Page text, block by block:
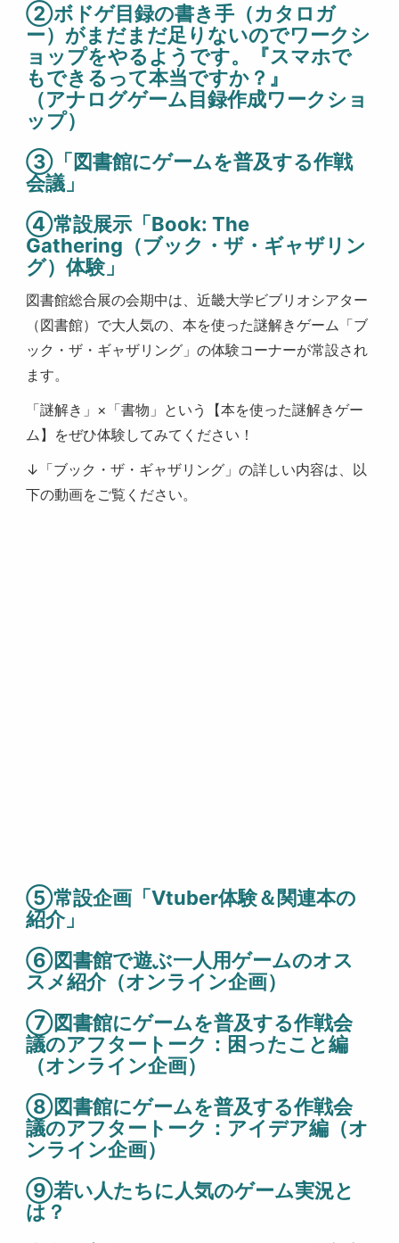
②ボドゲ目録の書き手（カタロガ
ー）がまだまだ足りないのでワークシ
ョップをやるようです。『スマホで
もできるって本当ですか？』
（アナログゲーム目録作成ワークショ
ップ）
③「図書館にゲームを普及する作戦
会議」
④常設展示「Book: The
Gathering（ブック・ザ・ギャザリン
グ）体験」
図書館総合展の会期中は、近畿大学ビブリオシアター
（図書館）で大人気の、本を使った謎解きゲーム「ブ
ック・ザ・ギャザリング」の体験コーナーが常設され
ます。
「謎解き」×「書物」という【本を使った謎解きゲー
ム】をぜひ体験してみてください！
↓「ブック・ザ・ギャザリング」の詳しい内容は、以
下の動画をご覧ください。
⑤常設企画「Vtuber体験＆関連本の
紹介」
⑥図書館で遊ぶ一人用ゲームのオス
スメ紹介（オンライン企画）
⑦図書館にゲームを普及する作戦会
議のアフタートーク：困ったこと編
（オンライン企画）
⑧図書館にゲームを普及する作戦会
議のアフタートーク：アイデア編（オ
ンライン企画）
⑨若い人たちに人気のゲーム実況と
は？